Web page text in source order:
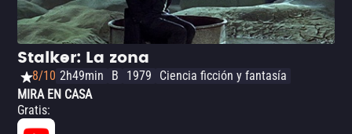
industrialización, con sus consecuencias durante la Gran
Depresión de los años 30.
Stalker: La zona
8/10 2h49min B 1979
Ciencia ficción y fantasía
MIRA EN CASA
Gratis: